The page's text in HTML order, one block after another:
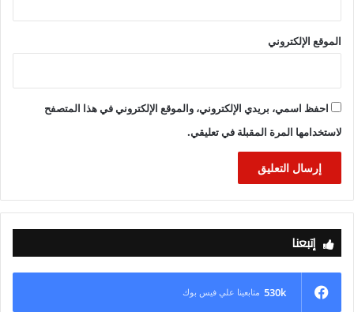
الموقع الإلكتروني
احفظ اسمي، بريدي الإلكتروني، والموقع الإلكتروني في هذا المتصفح
لاستخدامها المرة المقبلة في تعليقي.
إتبعنا
530k متابعينا علي فيس بوك